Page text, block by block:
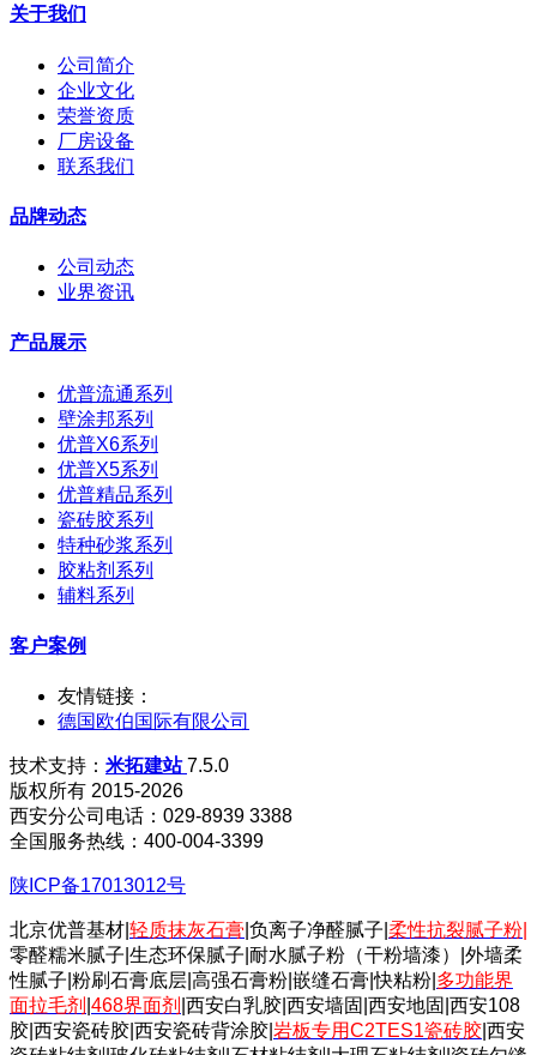
关于我们
公司简介
企业文化
荣誉资质
厂房设备
联系我们
品牌动态
公司动态
业界资讯
产品展示
优普流通系列
壁涂邦系列
优普X6系列
优普X5系列
优普精品系列
瓷砖胶系列
特种砂浆系列
胶粘剂系列
辅料系列
客户案例
友情链接：
德国欧伯国际有限公司
技术支持： 米拓建站7.5.0
版权所有 2015-2026
西安分公司电话：029-8939 3388
全国服务热线：400-004-3399
陕ICP备17013012号
北京优普基材| 轻质抹灰石膏 |负离子净醛腻子| 柔性抗裂腻子粉
零醛糯米腻子|生态环保腻子|耐水腻子粉（干粉墙漆）|外墙柔
性腻子|粉刷石膏底层|高强石膏粉|嵌缝石膏|快粘粉| 多功能界
面拉毛剂 468界面剂 |西安白乳胶|西安墙固|西安地固|西安108
胶|西安瓷砖胶|西安瓷砖背涂胶| 岩板专用C2TES1瓷砖胶 |西安